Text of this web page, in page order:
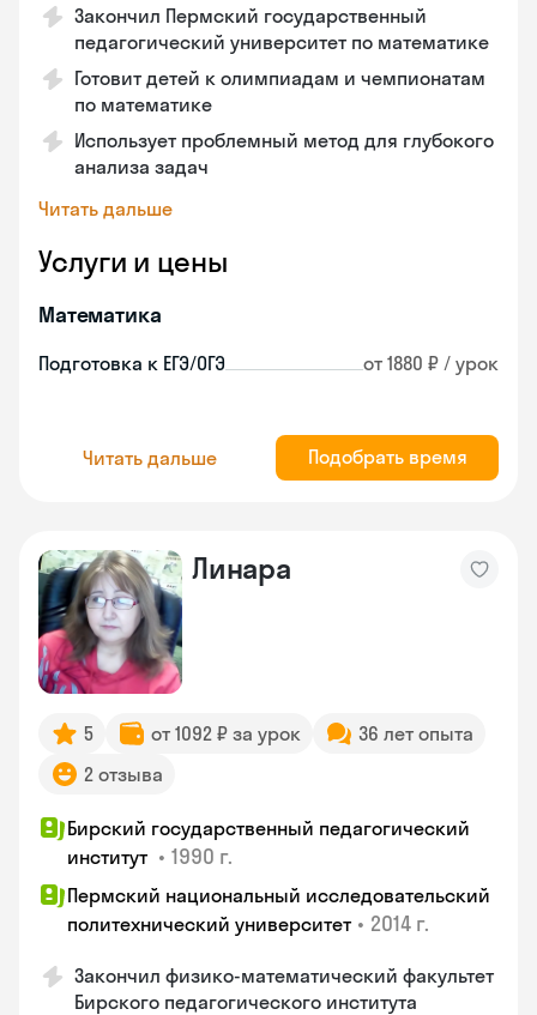
Закончил Пермский государственный
педагогический университет по математике
Готовит детей к олимпиадам и чемпионатам
по математике
Использует проблемный метод для глубокого
анализа задач
Читать дальше
Услуги и цены
Математика
Подготовка к ЕГЭ/ОГЭ от 1880 ₽ / урок
Читать дальше Подобрать время
Линара
5 от 1092 ₽ за урок
36 лет опыта
2 отзыва
Бирский государственный педагогический
институт • 1990 г.
Пермский национальный исследовательский
политехнический университет • 2014 г.
Закончил физико-математический факультет
Бирского педагогического института